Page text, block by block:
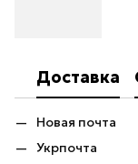
Доставка
Новая почта
Укрпочта